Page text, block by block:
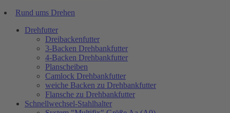
Rund ums Drehen
Drehfutter
Dreibackenfutter
3-Backen Drehbankfutter
4-Backen Drehbankfutter
Planscheiben
Camlock Drehbankfutter
weiche Backen zu Drehbankfutter
Flansche zu Drehbankfutter
Schnellwechsel-Stahlhalter